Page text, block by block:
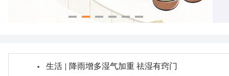
生活 | 降雨增多湿气加重 祛湿有窍门